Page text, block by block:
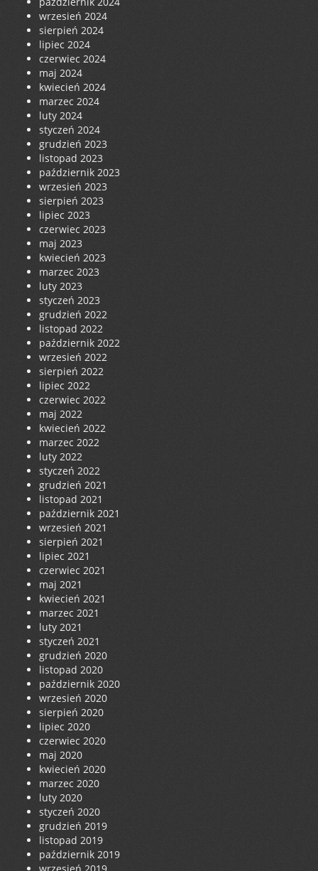
wrzesień 2024
sierpień 2024
lipiec 2024
czerwiec 2024
maj 2024
kwiecień 2024
marzec 2024
luty 2024
styczeń 2024
grudzień 2023
listopad 2023
październik 2023
wrzesień 2023
sierpień 2023
lipiec 2023
czerwiec 2023
maj 2023
kwiecień 2023
marzec 2023
luty 2023
styczeń 2023
grudzień 2022
listopad 2022
październik 2022
wrzesień 2022
sierpień 2022
lipiec 2022
czerwiec 2022
maj 2022
kwiecień 2022
marzec 2022
luty 2022
styczeń 2022
grudzień 2021
listopad 2021
październik 2021
wrzesień 2021
sierpień 2021
lipiec 2021
czerwiec 2021
maj 2021
kwiecień 2021
marzec 2021
luty 2021
styczeń 2021
grudzień 2020
listopad 2020
październik 2020
wrzesień 2020
sierpień 2020
lipiec 2020
czerwiec 2020
maj 2020
kwiecień 2020
marzec 2020
luty 2020
styczeń 2020
grudzień 2019
listopad 2019
październik 2019